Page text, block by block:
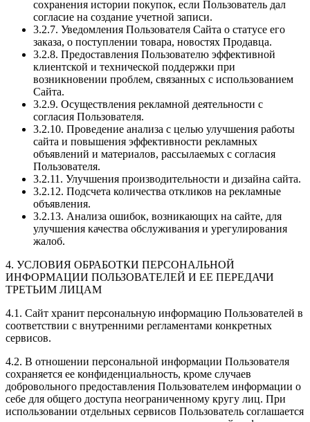
сохранения истории покупок, если Пользователь дал
согласие на создание учетной записи.
3.2.7. Уведомления Пользователя Сайта о статусе его
заказа, о поступлении товара, новостях Продавца.
3.2.8. Предоставления Пользователю эффективной
клиентской и технической поддержки при
возникновении проблем, связанных с использованием
Сайта.
3.2.9. Осуществления рекламной деятельности с
согласия Пользователя.
3.2.10. Проведение анализа с целью улучшения работы
сайта и повышения эффективности рекламных
объявлений и материалов, рассылаемых с согласия
Пользователя.
3.2.11. Улучшения производительности и дизайна сайта.
3.2.12. Подсчета количества откликов на рекламные
объявления.
3.2.13. Анализа ошибок, возникающих на сайте, для
улучшения качества обслуживания и урегулирования
жалоб.
4. УСЛОВИЯ ОБРАБОТКИ ПЕРСОНАЛЬНОЙ
ИНФОРМАЦИИ ПОЛЬЗОВАТЕЛЕЙ И ЕЕ ПЕРЕДАЧИ
ТРЕТЬИМ ЛИЦАМ
4.1. Сайт хранит персональную информацию Пользователей в
соответствии с внутренними регламентами конкретных
сервисов.
4.2. В отношении персональной информации Пользователя
сохраняется ее конфиденциальность, кроме случаев
добровольного предоставления Пользователем информации о
себе для общего доступа неограниченному кругу лиц. При
использовании отдельных сервисов Пользователь соглашается